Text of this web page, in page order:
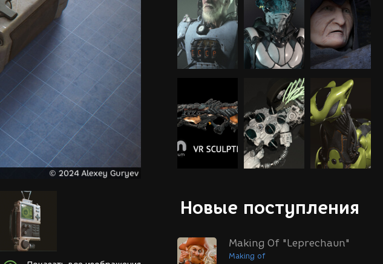
Новые поступления
Making Of "Leprechaun"
Making of